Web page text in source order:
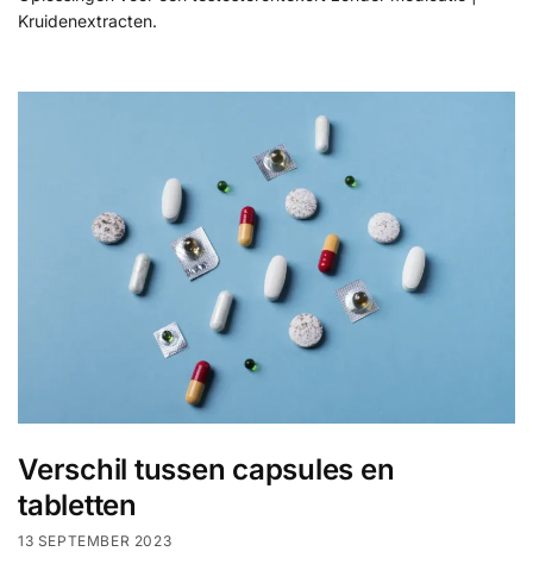
Kruidenextracten.
Verschil tussen capsules en
tabletten
13 SEPTEMBER 2023